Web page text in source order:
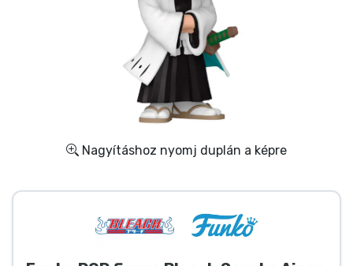
Nagyításhoz nyomj duplán a képre
Ajándékkártya
Szállítás és fizetés
Sorozatos cuccok
Animés cuccok